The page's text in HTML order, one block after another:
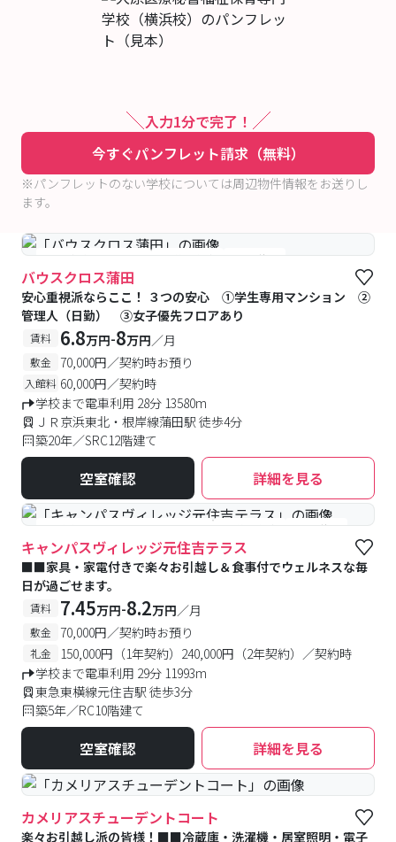
入力1分で完了！
今すぐパンフレット請求（無料）
※パンフレットのない学校については周辺物件情報をお送りし
ます。
#女性優先フロアあり #予約受付中 #空室待ち
バウスクロス蒲田
安心重視派ならここ！ ３つの安心 ①学生専用マンション ②
管理人（日勤） ③女子優先フロアあり
賃料 6.8万円-8万円／月
敷金 70,000円／契約時お預り
入館料 60,000円／契約時
学校まで電車利用 28分 13580m
ＪＲ京浜東北・根岸線蒲田駅 徒歩4分
築20年／SRC12階建て
空室確認 詳細を見る
#食事付き #女性専用フロアあり #予約受付中 #空室待ち
キャンパスヴィレッジ元住吉テラス
■■家具・家電付きで楽々お引越し＆食事付でウェルネスな毎
日が過ごせます。
賃料 7.45万円-8.2万円／月
敷金 70,000円／契約時お預り
礼金
150,000円（1年契約）240,000円（2年契約）／契約時
学校まで電車利用 29分 11993m
東急東横線元住吉駅 徒歩3分
築5年／RC10階建て
空室確認 詳細を見る
カメリアスチューデントコート
楽々お引越し派の皆様！■■冷蔵庫・洗濯機・居室照明・電子